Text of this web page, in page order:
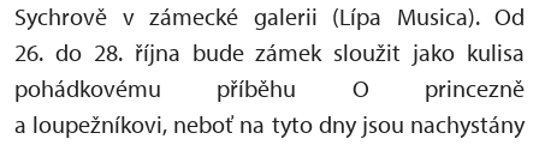
Sychrově v zámecké galerii (Lípa Musica). Od
26. do 28. října bude zámek sloužit jako kulisa
pohádkovému příběhu O princezně
a loupežníkovi, neboť na tyto dny jsou nachystány